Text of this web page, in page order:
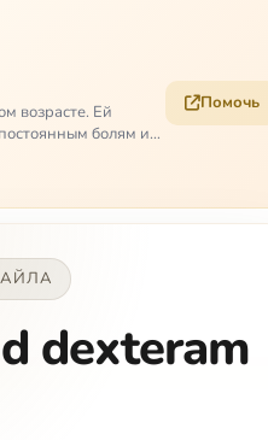
возрасте. Ей
болям и
Помочь
dexteram